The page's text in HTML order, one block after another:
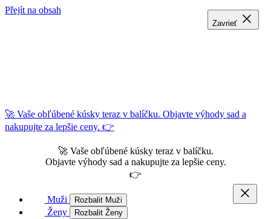
Přejít na obsah
🚀 Vaše obľúbené kúsky teraz v balíčku. Objavte výhody sad a
nakupujte za lepšie ceny. 👉
🚀 Vaše obľúbené kúsky teraz v balíčku.
Objavte výhody sad a nakupujte za lepšie ceny.
👉
Muži Rozbalit Muži
Ženy Rozbalit Ženy
Zavrieť
Zavrieť
Zavrieť